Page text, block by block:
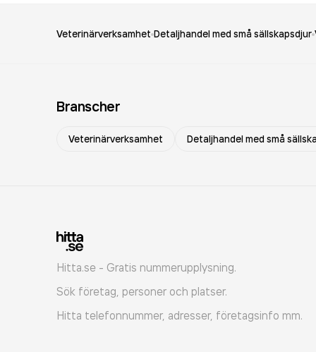
Veterinärverksamhet Detaljhandel med små sällskapsdjur
Branscher
Veterinärverksamhet Detaljhandel med små
Hitta.se - Gratis nummerupplysning.
Sök företag, personer och platser.
Hitta telefonnummer, adresser, företagsinfo mm.